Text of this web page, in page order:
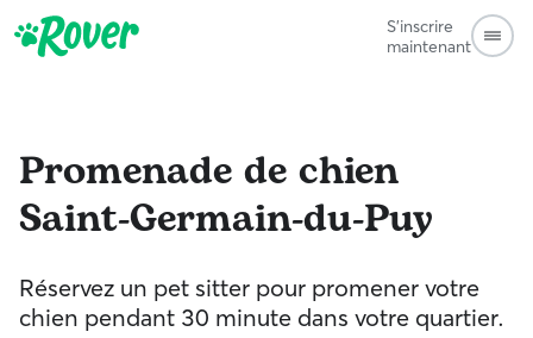
S'inscrire
maintenant
Promenade de chien
Saint-Germain-du-Puy
Réservez un pet sitter pour promener votre
chien pendant 30 minute dans votre quartier.